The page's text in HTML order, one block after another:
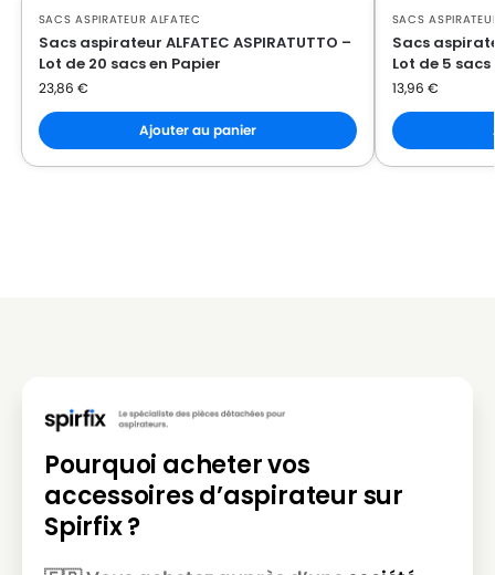
SACS ASPIRATEUR ALFATEC
Sacs aspirateur ALFATEC ASPIRATUTTO –
Lot de 20 sacs en Papier
23,86 €
Ajouter au panier
SACS
Sacs
Lot de 5
13,96 €
Pourquoi acheter vos
accessoires d’aspirateur sur
Spirfix ?